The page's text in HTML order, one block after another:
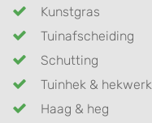
Kunstgras
Tuinafscheiding
Schutting
Tuinhek & hekwerk
Haag & heg